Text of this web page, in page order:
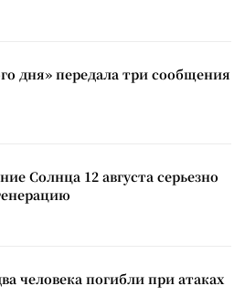
дня» передала три сообщения
Солнца 12 августа серьезно
человека погибли при атаках